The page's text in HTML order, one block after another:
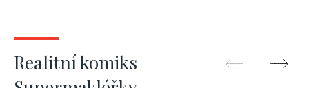
Realitní komiks